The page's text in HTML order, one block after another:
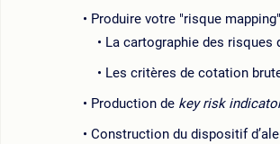
Produire votre "risque
La cartographie des
Les critères de cotation
Production de key risk
Construction du dispositif